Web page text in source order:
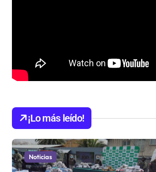
¡Lo más leído!
Noticias